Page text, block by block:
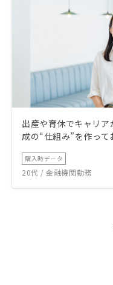
出産や育休でキャリ
成の“仕組み”を作って
購入時データ
20代 / 金融機関勤務